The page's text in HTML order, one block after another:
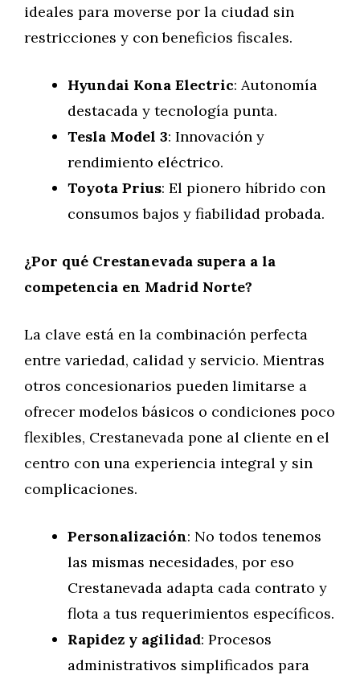
ideales para moverse por la ciudad sin
restricciones y con beneficios fiscales.
Hyundai Kona Electric: Autonomía
destacada y tecnología punta.
Tesla Model 3: Innovación y
rendimiento eléctrico.
Toyota Prius: El pionero híbrido con
consumos bajos y fiabilidad probada.
¿Por qué Crestanevada supera a la
competencia en Madrid Norte?
La clave está en la combinación perfecta
entre variedad, calidad y servicio. Mientras
otros concesionarios pueden limitarse a
ofrecer modelos básicos o condiciones poco
flexibles, Crestanevada pone al cliente en el
centro con una experiencia integral y sin
complicaciones.
Personalización: No todos tenemos
las mismas necesidades, por eso
Crestanevada adapta cada contrato y
flota a tus requerimientos específicos.
Rapidez y agilidad: Procesos
administrativos simplificados para